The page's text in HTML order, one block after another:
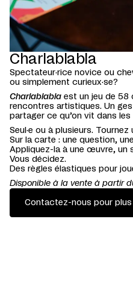
Charlablabla
Spectateur·rice novice ou
ou simplement curieux·se?
Charlablabla est un jeu de 58
rencontres artistiques. Un
partager ce qu’on vit dans les
Seul·e ou à plusieurs. Tournez
Sur la carte : une question,
Appliquez-la à une œuvre, un
Vous décidez.
Des règles élastiques pour
Disponible à la vente à partir
Contactez-nous pour